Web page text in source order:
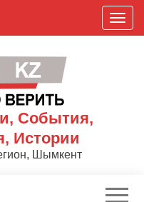
П
о
к
События,
Истории
Шымкент